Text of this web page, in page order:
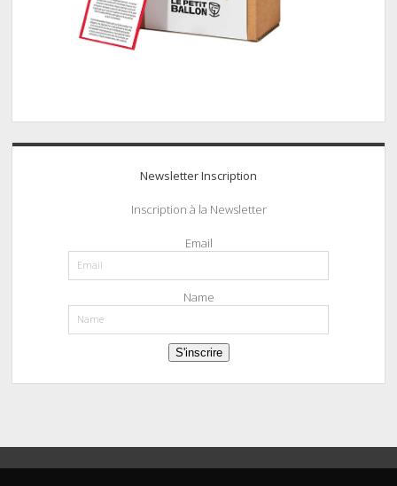
Newsletter Inscription
Inscription à la Newsletter
Email
Name
S'inscrire